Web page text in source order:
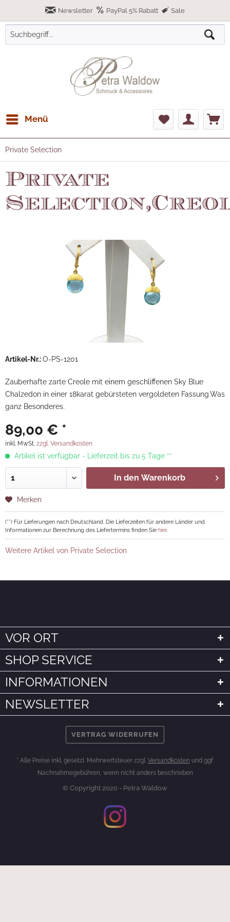
Newsletter PayPal 5% Rabatt Sale
Menü
Private Selection
Private
Artikel-Nr.:O-PS-1201
Zauberhafte zarte Creole mit einem geschliffenen Sky Blue
Chalzedon in einer 18karat gebürsteten vergoldeten Fassung.Was
ganz Besonderes.
89,00 € *
inkl. MwSt. zzgl. Versandkosten
Artikel ist verfügbar - Lieferzeit bis zu 5 Tage **
In den Warenkorb
Merken
(**) Für Lieferungen nach Deutschland. Die Lieferzeiten für andere Länder und
Informationen zur Berechnung des Liefertermins finden Sie hier.
Weitere Artikel von Private Selection
VOR ORT
SHOP SERVICE
INFORMATIONEN
NEWSLETTER
VERTRAG WIDERRUFEN
* Alle Preise inkl. gesetzl. Mehrwertsteuer zzgl. Versandkosten und ggf.
Nachnahmegebühren, wenn nicht anders beschrieben
© Copyright 2020 - Petra Waldow